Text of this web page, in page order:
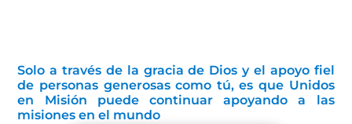
Solo a través de la gracia de Dios y el apoyo fiel
de personas generosas como tú, es que Unidos
en Misión puede continuar apoyando a las
misiones en el mundo